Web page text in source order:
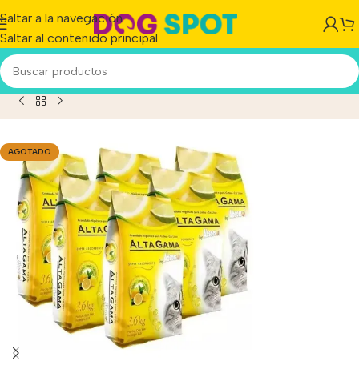
Saltar a la navegación
Saltar al contenido principal
/Piedras Sanitarias Alta Gama Perfumada Limón X 21.6 Kg
AGOTADO